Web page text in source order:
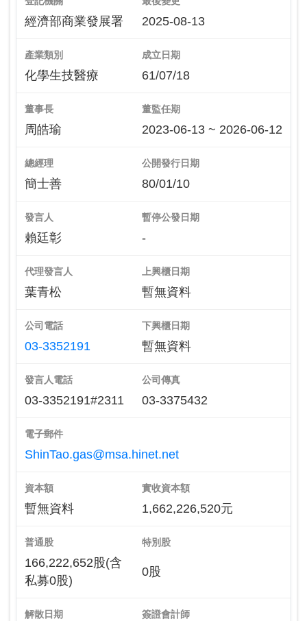
經濟部商業發展署 2025-08-13
產業類別
化學生技醫療
成立日期
61/07/18
董事長
周皓瑜
董監任期
2023-06-13 ~ 2026-06-12
總經理
簡士善
公開發行日期
80/01/10
發言人
賴廷彰
暫停公發日期
-
代理發言人
葉青松
上興櫃日期
暫無資料
公司電話
03-3352191
下興櫃日期
暫無資料
發言人電話
03-3352191#2311
公司傳真
03-3375432
電子郵件
ShinTao.gas@msa.hinet.net
資本額
暫無資料
實收資本額
1,662,226,520元
普通股
166,222,652股(含
私募0股)
特別股
0股
解散日期 簽證會計師